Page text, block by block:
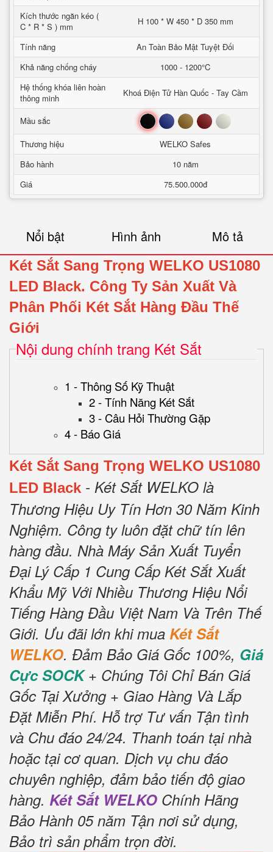
Kích thước ngăn kéo (
C * R * S ) mm
H 100 * W 450 * D 350 mm
Tính năng
An Toàn Bảo Mật Tuyệt Đối
Khả năng chống cháy
1000 - 1200°C
Hệ thống khóa liên hoàn
thông minh
Khoá Điện Tử Hàn Quốc - Tay Cầm
Mầu sắc Đen Xanh Nâu Đỏ Trắng
Thương hiệu
WELKO Safes
Bảo hành
10 năm
Giá
75.500.000đ
Nổi bật Hình ảnh Mô tả
Két Sắt Sang Trọng WELKO US1080
LED Black. Công Ty Sản Xuất Và
Phân Phối Két Sắt Hàng Đầu Thế
Giới
Nội dung chính trang Két Sắt
1 - Thông Số Kỹ Thuật
2 - Tính Năng Két Sắt
3 - Câu Hỏi Thường Gặp
4 - Báo Giá
Két Sắt Sang Trọng WELKO US1080
LED Black - Két Sắt WELKO là
Thương Hiệu Uy Tín Hơn 30 Năm Kinh
Nghiệm. Công ty luôn đặt chữ tín lên
hàng đầu. Nhà Máy Sản Xuất Tuyển
Đại Lý Cấp 1 Cung Cấp Két Sắt Xuất
Khẩu Mỹ Với Nhiều Thương Hiệu Nổi
Tiếng Hàng Đầu Việt Nam Và Trên Thế
Giới. Ưu đãi lớn khi mua Két Sắt
WELKO. Đảm Bảo Giá Gốc 100%, Giá
Cực SOCK+ Chúng Tôi Chỉ Bán Giá
Gốc Tại Xưởng + Giao Hàng Và Lắp
Đặt Miễn Phí. Hỗ trợ Tư vấn Tận tình
và Chu đáo 24/24. Thanh toán tại nhà
hoặc tại cơ quan. Dịch vụ chu đáo
chuyên nghiệp, đảm bảo tiến độ giao
hàng. Két Sắt WELKO Chính Hãng
Bảo Hành 05 năm Tận nơi sử dụng,
Bảo trì sản phẩm trọn đời.